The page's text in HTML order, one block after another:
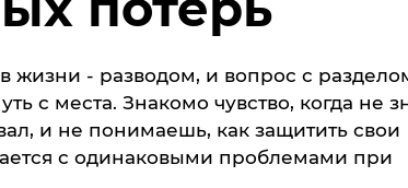
- разводом, и вопрос с
с места. Знакомо чувство, когда не
и не понимаешь, как защитить свои
с одинаковыми проблемами при